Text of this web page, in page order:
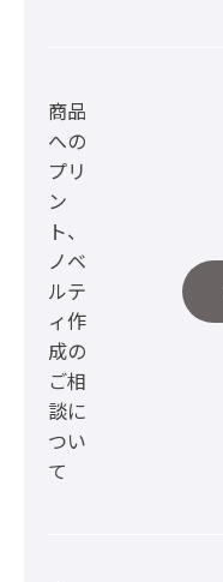
商品
への
プリ
ン
ト、
ノベ
ルテ
ィ作
成の
ご相
談に
つい
て